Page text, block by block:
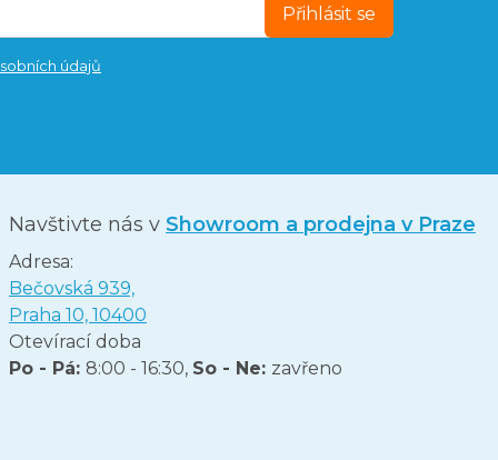
Přihlásit se
údajů
Navštivte nás v Showroom a prodejna v Praze
Adresa:
Bečovská 939,
Praha 10, 10400
Otevírací doba
Po - Pá: 8:00 - 16:30, So - Ne: zavřeno